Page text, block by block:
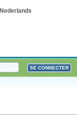
Nederlands